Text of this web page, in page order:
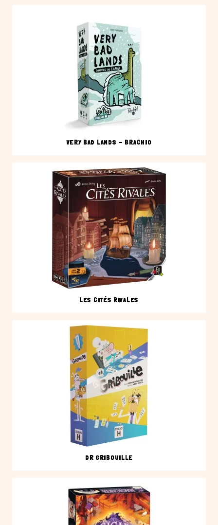
VERY BAD LANDS - BRACHIO
LES CITÉS RIVALES
DR GRIBOUILLE